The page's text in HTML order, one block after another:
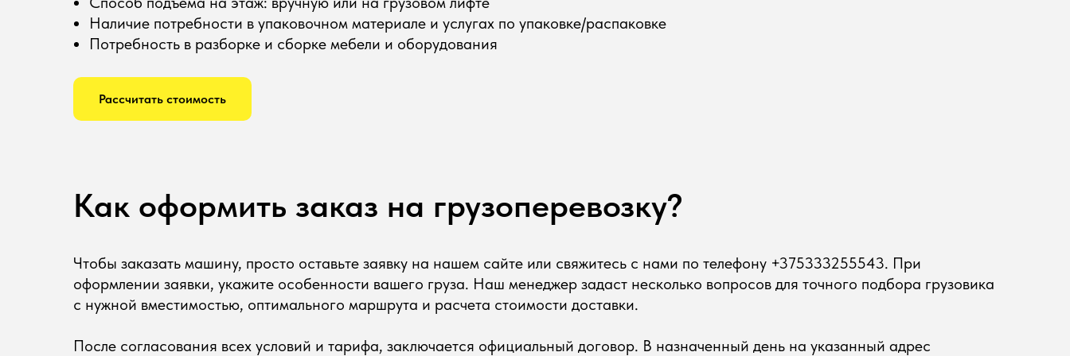
Наличие потребности в упаковочном материале и услугах по упаковке/распаковке
Потребность в разборке и сборке мебели и оборудования
Рассчитать стоимость
Как оформить заказ на грузоперевозку?
Чтобы заказать машину, просто оставьте заявку на нашем сайте или свяжитесь с нами по телефону +375333255543. При
оформлении заявки, укажите особенности вашего груза. Наш менеджер задаст несколько вопросов для точного подбора грузовика
с нужной вместимостью, оптимального маршрута и расчета стоимости доставки.
После согласования всех условий и тарифа, заключается официальный договор. В назначенный день на указанный адрес